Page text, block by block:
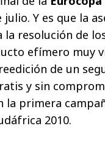
Y es que la
la resolución de
efímero muy
de un
y sin
la primera
2010.